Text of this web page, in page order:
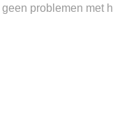
problemen met